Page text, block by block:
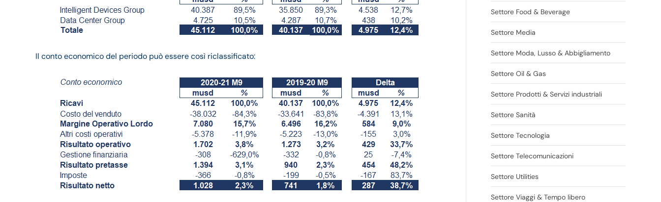
Il conto economico del periodo può essere così riclassificato:
Settore Food & Beverage
Settore Media
Settore Moda, Lusso & Abbigliamento
Settore Oil & Gas
Settore Prodotti & Servizi industriali
Settore Sanità
Settore Tecnologia
Settore Telecomunicazioni
Settore Utilities
Settore Viaggi & Tempo libero